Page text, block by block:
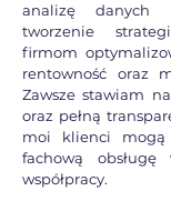
analizę danych
tworzenie
firmom
rentowność oraz
Zawsze stawiam
oraz pełną
moi klienci
fachową
współpracy.